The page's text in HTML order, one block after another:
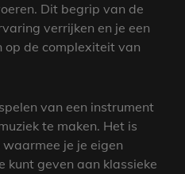
Dit begrip van de
verrijken en je een
op de complexiteit van
van een instrument
te maken. Het is
je je eigen
kunt geven aan klassieke